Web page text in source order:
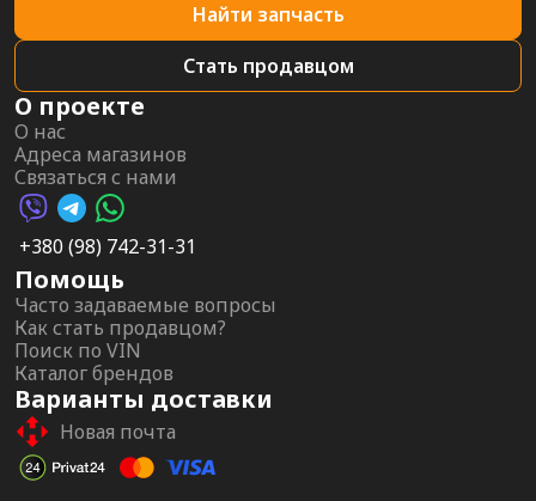
Найти запчасть
Стать продавцом
О проекте
О нас
Адреса магазинов
Связаться с нами
Viber AutoPalma
Telegram AutoPalma
WhatsApp AutoPalma
+380 (98) 742-31-31
Помощь
Часто задаваемые вопросы
Как стать продавцом?
Поиск по VIN
Каталог брендов
Варианты доставки
Новая почта